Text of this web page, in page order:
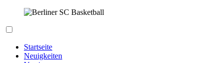
springen
Startseite
Neuigkeiten